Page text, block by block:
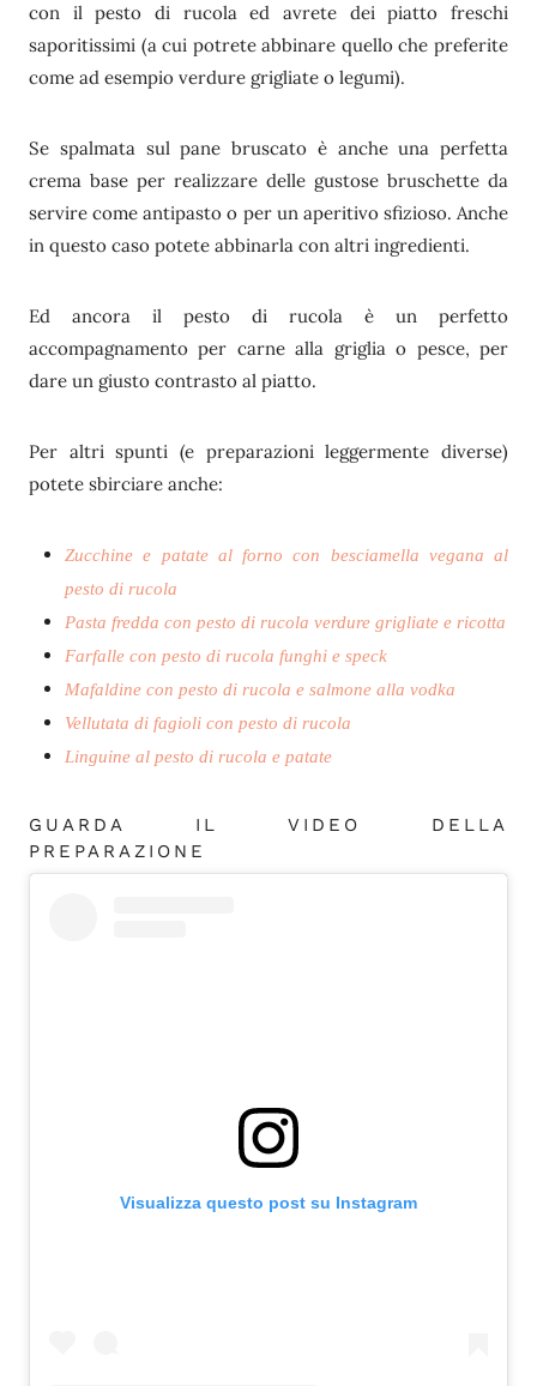
con il pesto di rucola ed avrete dei piatto freschi
saporitissimi (a cui potrete abbinare quello che preferite
come ad esempio verdure grigliate o legumi).
Se spalmata sul pane bruscato è anche una perfetta
crema base per realizzare delle gustose bruschette da
servire come antipasto o per un aperitivo sfizioso. Anche
in questo caso potete abbinarla con altri ingredienti.
Ed ancora il pesto di rucola è un perfetto
accompagnamento per carne alla griglia o pesce, per
dare un giusto contrasto al piatto.
Per altri spunti (e preparazioni leggermente diverse)
potete sbirciare anche:
Zucchine e patate al forno con besciamella vegana al
pesto di rucola
Pasta fredda con pesto di rucola verdure grigliate e ricotta
Farfalle con pesto di rucola funghi e speck
Mafaldine con pesto di rucola e salmone alla vodka
Vellutata di fagioli con pesto di rucola
Linguine al pesto di rucola e patate
GUARDA IL VIDEO DELLA
PREPARAZIONE
Visualizza questo post su Instagram